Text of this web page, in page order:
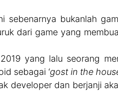
sebenarnya bukanlah
dari game yang
yang lalu seorang
sebagai ‘gost in the
developer dan berjanji